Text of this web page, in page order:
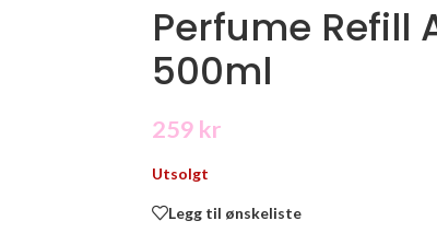
Perfume Refill
500ml
259 kr
Utsolgt
Legg til ønskeliste